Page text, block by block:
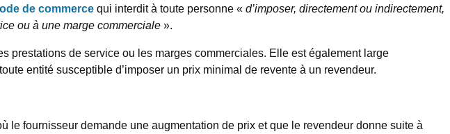
de commercequi interdit à toute personne «d’imposer, directement ou indirectement,
ou à une marge commerciale».
prestations de service ou les marges commerciales. Elle est également large
entité susceptible d’imposer un prix minimal de revente à un revendeur.
le fournisseur demande une augmentation de prix et que le revendeur donne suite à